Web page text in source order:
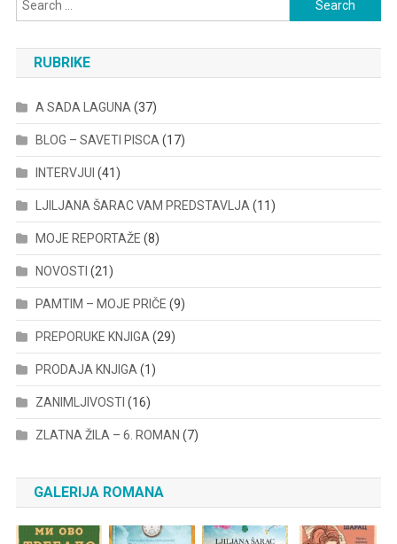
for:
RUBRIKE
A SADA LAGUNA(37)
BLOG – SAVETI PISCA(17)
INTERVJUI (41)
LJILJANA ŠARAC VAM PREDSTAVLJA(11)
MOJE REPORTAŽE (8)
NOVOSTI (21)
PAMTIM – MOJE PRIČE (9)
PREPORUKE KNJIGA(29)
PRODAJA KNJIGA(1)
ZANIMLJIVOSTI (16)
ZLATNA ŽILA – 6. ROMAN (7)
GALERIJA ROMANA